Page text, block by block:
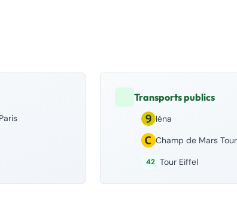
Transports publics
Iéna
Champ de Mars
42 Tour Eiffel